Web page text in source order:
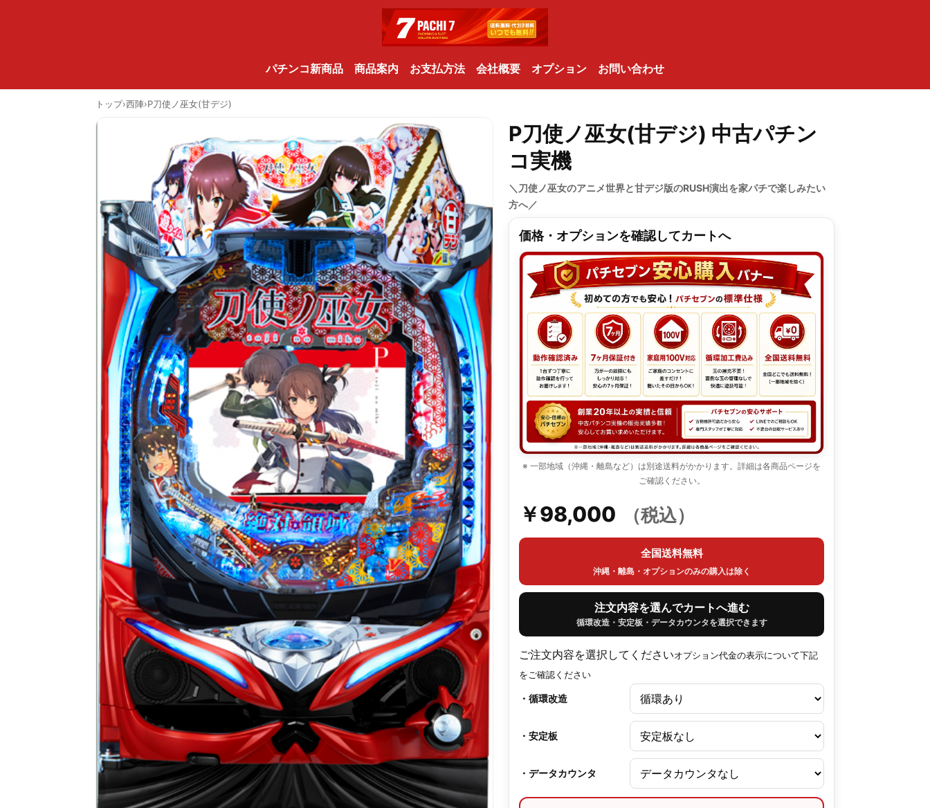
パチンコ新商品 商品案内 お支払方法 会社概要 オプション お問い合わせ
トップ›西陣›P刀使ノ巫女(甘デジ)
P刀使ノ巫女(甘デジ) 中古パチン
コ実機
＼刀使ノ巫女のアニメ世界と甘デジ版のRUSH演出を家パチで楽しみたい
方へ／
価格・オプションを確認してカートへ
※ 一部地域（沖縄・離島など）は別途送料がかかります。詳細は各商品ページを
ご確認ください。
￥98,000 （税込）
全国送料無料
沖縄・離島・オプションのみの購入は除く
注文内容を選んでカートへ進む
循環改造・安定板・データカウンタを選択できます
ご注文内容を選択してくださいオプション代金の表示について下記
をご確認ください
・循環改造
・安定板
・データカウンタ